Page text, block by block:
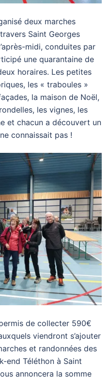
deux marches
Saint Georges
midi, conduites par
une quarantaine de
horaires. Les petites
les « traboules »
la maison de Noël,
les vignes, les
et chacun a découvert un
connaissait pas !
de collecter 590€
viendront s’ajouter
et randonnées des
end Téléthon à Saint
annoncera la somme